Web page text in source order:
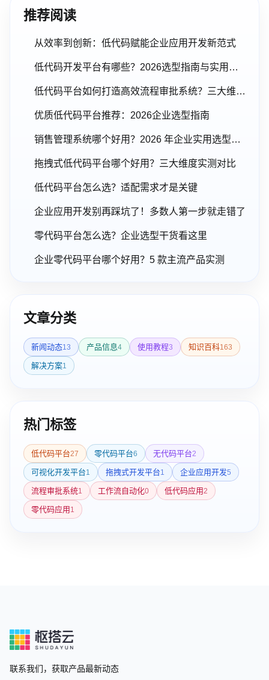
推荐阅读
从效率到创新：低代码赋能企业应用开发新范式
低代码开发平台有哪些？2026选型指南与实用建议
低代码平台如何打造高效流程审批系统？三大维度解析
优质低代码平台推荐：2026企业选型指南
销售管理系统哪个好用？2026 年企业实用选型指南
拖拽式低代码平台哪个好用？三大维度实测对比
低代码平台怎么选？适配需求才是关键
企业应用开发别再踩坑了！多数人第一步就走错了
零代码平台怎么选？企业选型干货看这里
企业零代码平台哪个好用？5 款主流产品实测
文章分类
新闻动态13 产品信息4 使用教程3 知识百科163
解决方案1
热门标签
低代码平台27 零代码平台6 无代码平台2
可视化开发平台1 拖拽式开发平台1 企业应用开发5
流程审批系统1 工作流自动化0 低代码应用2
零代码应用 1
联系我们，获取产品最新动态